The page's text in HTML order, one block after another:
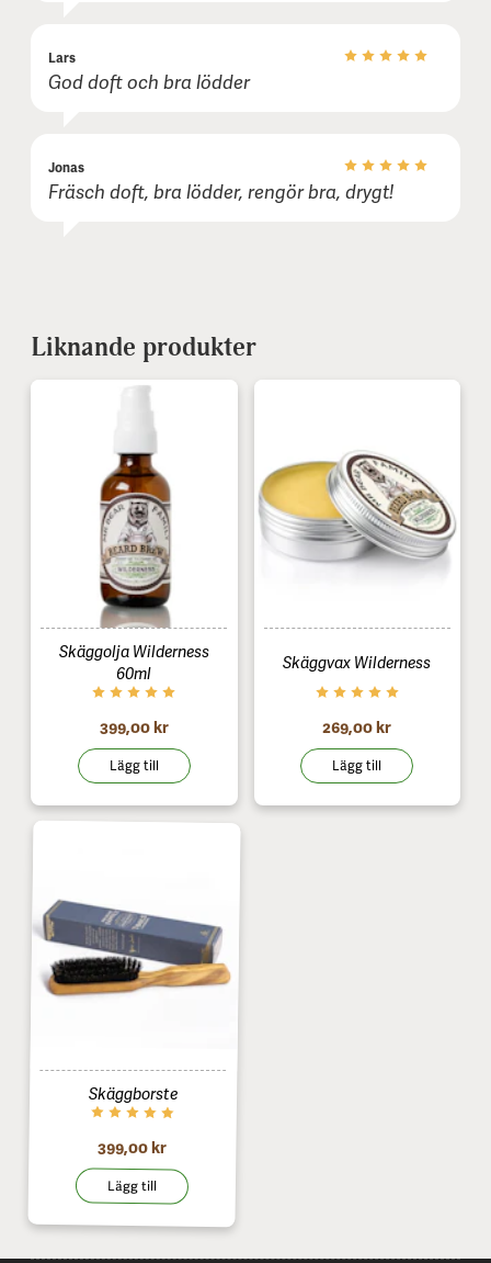
Lars
God doft och bra lödder
Jonas
Fräsch doft, bra lödder, rengör bra, drygt!
Liknande produkter
Skäggolja Wilderness
60ml
399,00 kr
Lägg till
Skäggvax Wilderness
269,00 kr
Lägg till
Skäggborste
399,00 kr
Lägg till